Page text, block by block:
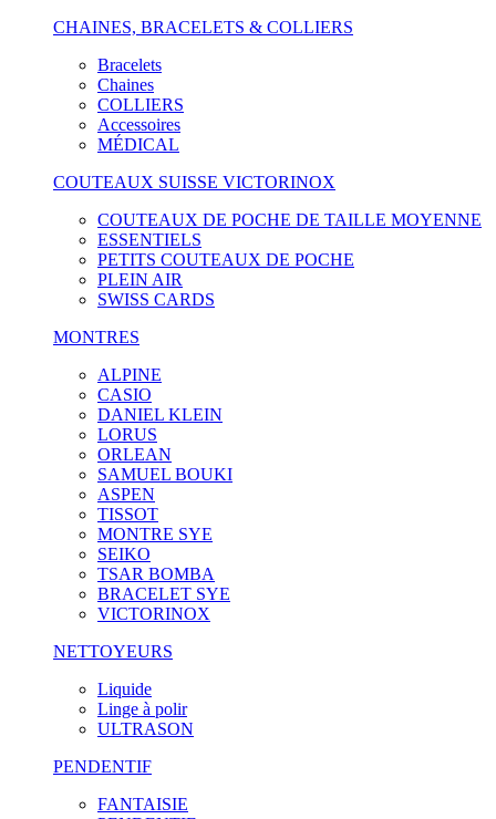
CHAINES, BRACELETS & COLLIERS
Bracelets
Chaines
COLLIERS
Accessoires
MÉDICAL
COUTEAUX SUISSE VICTORINOX
COUTEAUX DE POCHE DE TAILLE MOYENNE
ESSENTIELS
PETITS COUTEAUX DE POCHE
PLEIN AIR
SWISS CARDS
MONTRES
ALPINE
CASIO
DANIEL KLEIN
LORUS
ORLEAN
SAMUEL BOUKI
ASPEN
TISSOT
MONTRE SYE
SEIKO
TSAR BOMBA
BRACELET SYE
VICTORINOX
NETTOYEURS
Liquide
Linge à polir
ULTRASON
PENDENTIF
FANTAISIE